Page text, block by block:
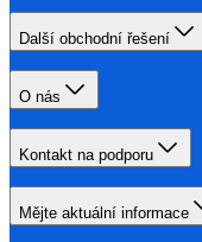
Další obchodní řešení
O nás
Kontakt na podporu
Mějte aktuální informace